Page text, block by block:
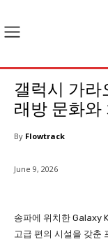
갤럭시 가라
래방 문화와
By Flowtrack
June 9, 2026
송파에 위치한 Galaxy
고급 편의 시설을 갖춘